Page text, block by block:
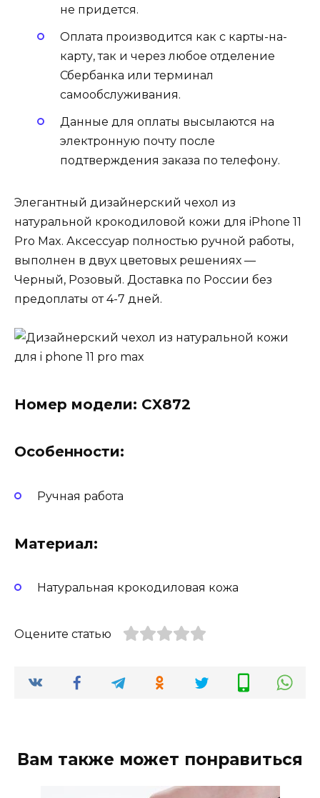
не придется.
Оплата производится как с карты-на-
карту, так и через любое отделение
Сбербанка или терминал
самообслуживания.
Данные для оплаты высылаются на
электронную почту после
подтверждения заказа по телефону.
Элегантный дизайнерский чехол из
натуральной крокодиловой кожи для iPhone 11
Pro Max. Аксессуар полностью ручной работы,
выполнен в двух цветовых решениях —
Черный, Розовый. Доставка по России без
предоплаты от 4-7 дней.
Номер модели: CX872
Особенности:
Ручная работа
Материал:
Натуральная крокодиловая кожа
Оцените статью
Вам также может понравиться